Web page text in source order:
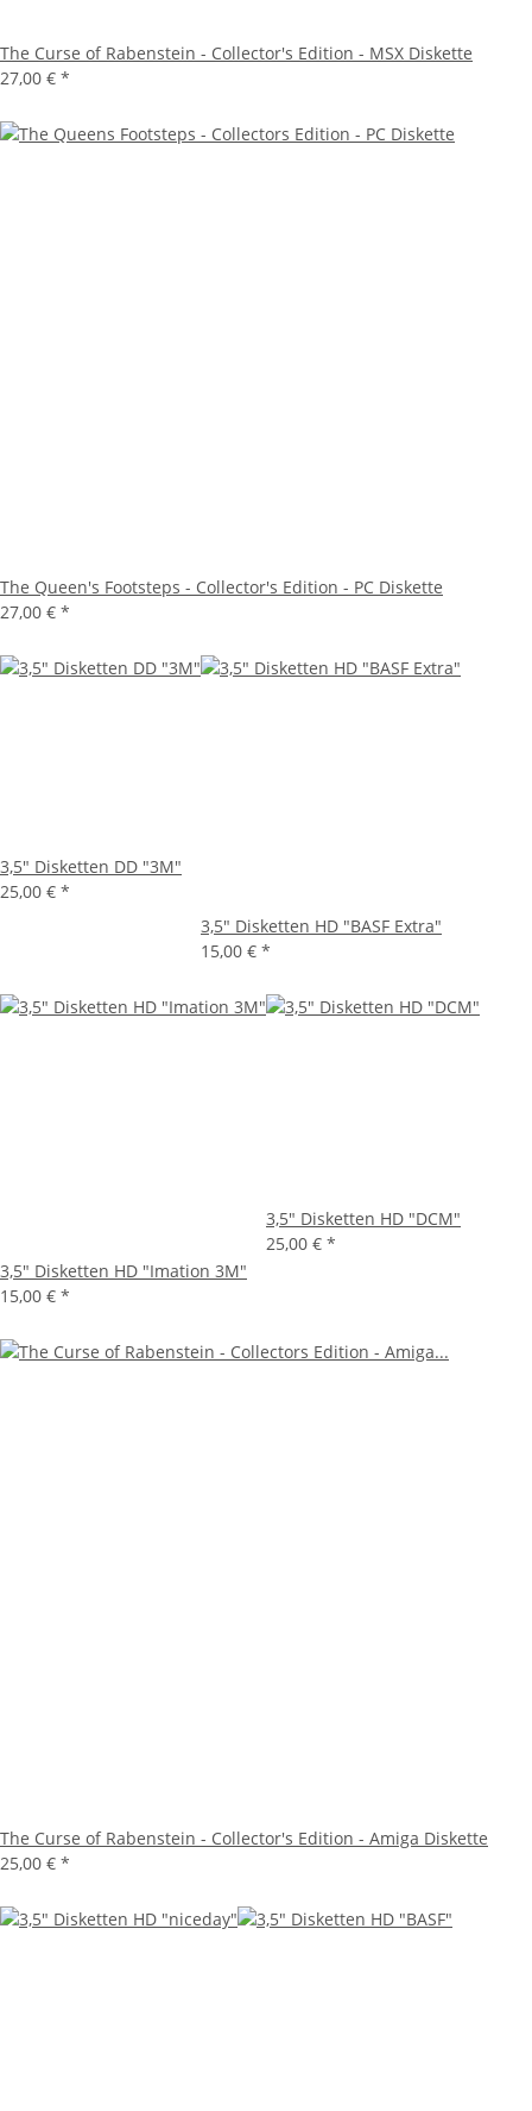
The Curse of Rabenstein - Collector's Edition - MSX Diskette
27,00 € *
The Queen's Footsteps - Collector's Edition - PC Diskette
27,00 € *
3,5" Disketten DD "3M"
25,00 € *
3,5" Disketten HD "BASF Extra"
15,00 € *
3,5" Disketten HD "Imation 3M"
15,00 € *
3,5" Disketten HD "DCM"
25,00 € *
The Curse of Rabenstein - Collector's Edition - Amiga Diskette
25,00 € *